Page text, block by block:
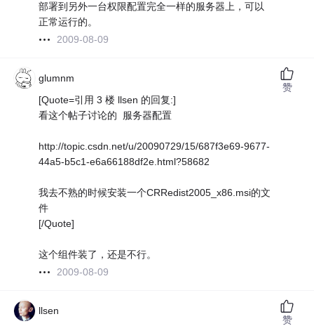
部署到另外一台权限配置完全一样的服务器上，可以
正常运行的。
2009-08-09
glumnm
[Quote=引用 3 楼 llsen 的回复:]
看这个帖子讨论的 服务器配置
http://topic.csdn.net/u/20090729/15/687f3e69-9677-
44a5-b5c1-e6a66188df2e.html?58682
我去不熟的时候安装一个CRRedist2005_x86.msi的文
件
[/Quote]
这个组件装了，还是不行。
2009-08-09
赞
llsen
赞